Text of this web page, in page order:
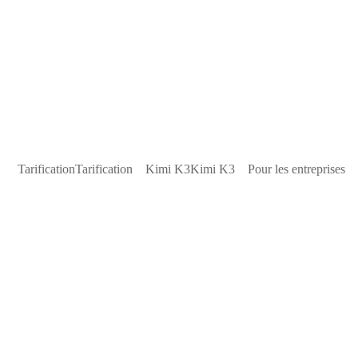
TarificationTarification Kimi K3Kimi K3 Pour les entreprises